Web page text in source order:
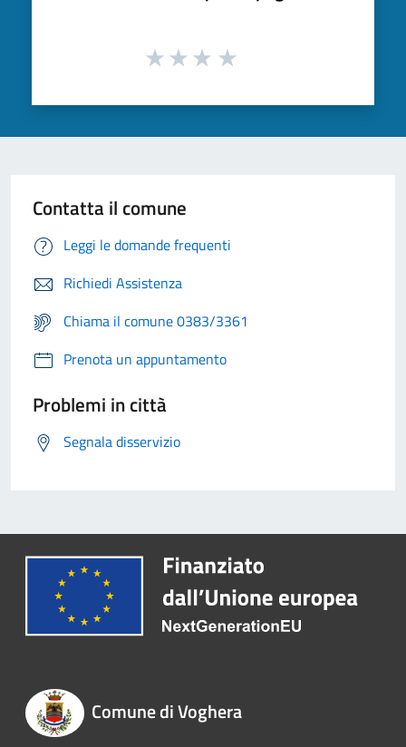
Contatta il comune
Leggi le domande frequenti
Richiedi Assistenza
Chiama il comune 0383/3361
Prenota un appuntamento
Problemi in città
Segnala disservizio
Comune di Voghera